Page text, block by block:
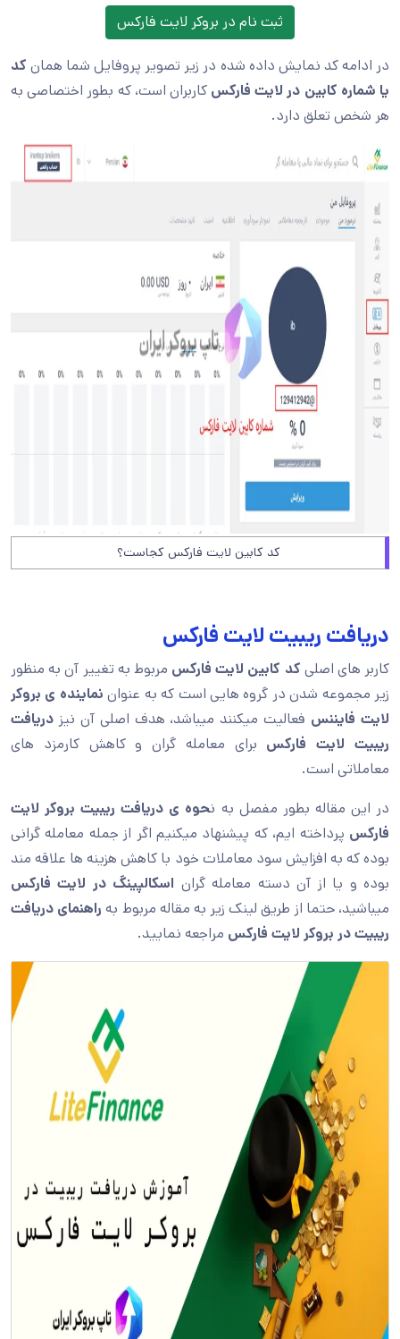
ثبت نام در بروکر لایت فارکس
در ادامه کد نمایش داده شده در زیر تصویر پروفایل شما همان کد
یا شماره کابین در لایت فارکس کاربران است، که بطور اختصاصی به
هر شخص تعلق دارد.
کد کابین لایت فارکس کجاست؟
دریافت ریبیت لایت فارکس
کاربر های اصلی کد کابین لایت فارکس مربوط به تغییر آن به منظور
زیر مجموعه شدن در گروه هایی است که به عنواننماینده ی بروکر
لایت فایننس فعالیت میکنند میباشد، هدف اصلی آن نیز دریافت
ریبیت لایت فارکس برای معامله گران و کاهش کارمزد های
معاملاتی است.
در این مقاله بطور مفصل به نحوه ی دریافت ریبیت بروکر لایت
فارکس پرداخته ایم، که پیشنهاد میکنیم اگر از جمله معامله گرانی
بوده که به افزایش سود معاملات خود با کاهش هزینه ها علاقه مند
بوده و یا از آن دسته معامله گران اسکالپینگ در لایت فارکس
میباشید، حتما از طریق لینک زیر به مقاله مربوط به راهنمای دریافت
ریبیت در بروکر لایت فارکس مراجعه نمایید.